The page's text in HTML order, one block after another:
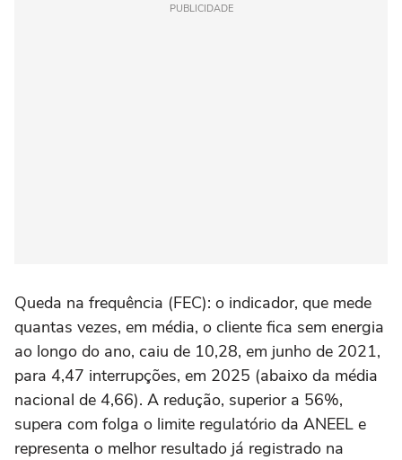
PUBLICIDADE
Queda na frequência (FEC): o indicador, que mede
quantas vezes, em média, o cliente fica sem energia
ao longo do ano, caiu de 10,28, em junho de 2021,
para 4,47 interrupções, em 2025 (abaixo da média
nacional de 4,66). A redução, superior a 56%,
supera com folga o limite regulatório da ANEEL e
representa o melhor resultado já registrado na